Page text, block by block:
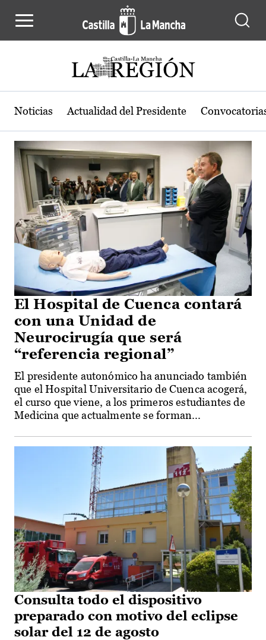
Actualidad de la región de Castilla-
Noticias Actualidad del Presidente
El Hospital de Cuenca contará
con una Unidad de
Neurocirugía que será
“referencia regional”
El presidente autonómico ha anunciado también
que el Hospital Universitario de Cuenca acogerá,
el curso que viene, a los primeros estudiantes de
Medicina que actualmente se forman...
Consulta todo el dispositivo
preparado con motivo del eclipse
solar del 12 de agosto